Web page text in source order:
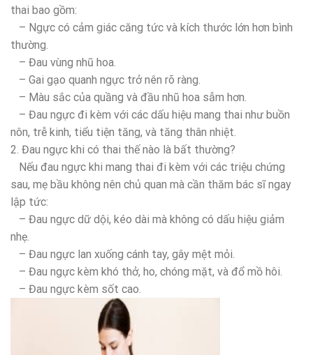
thai bao gồm:
– Ngực có cảm giác căng tức và kích thước lớn hơn bình
thường.
– Đau vùng nhũ hoa.
– Gai gạo quanh ngực trở nên rõ ràng.
– Màu sắc của quầng và đầu nhũ hoa sẫm hơn.
– Đau ngực đi kèm với các dấu hiệu mang thai như buồn
nôn, trễ kinh, tiểu tiện tăng, và tăng thân nhiệt.
2. Đau ngực khi có thai thế nào là bất thường?
Nếu đau ngực khi mang thai đi kèm với các triệu chứng
sau, mẹ bầu không nên chủ quan mà cần thăm bác sĩ ngay
lập tức:
– Đau ngực dữ dội, kéo dài mà không có dấu hiệu giảm
nhẹ.
– Đau ngực lan xuống cánh tay, gây mệt mỏi.
– Đau ngực kèm khó thở, ho, chóng mặt, và đổ mồ hôi.
– Đau ngực kèm sốt cao.